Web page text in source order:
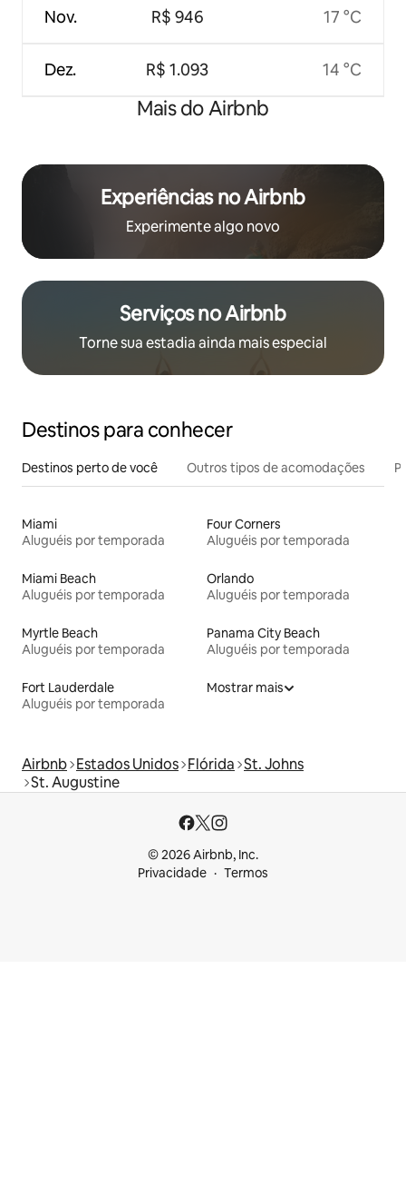
Nov.
Dez.
R$ 946
R$ 1.093
17 °C
14 °C
Mais do Airbnb
Experiências no Airbnb
Experimente algo novo
Serviços no Airbnb
Torne sua estadia ainda mais especial
Destinos para conhecer
Destinos perto de você Outros tipos de acomodações
Miami
Aluguéis por temporada
Four Corners
Aluguéis por temporada
Miami Beach
Aluguéis por temporada
Orlando
Aluguéis por temporada
Myrtle Beach
Aluguéis por temporada
Panama City Beach
Aluguéis por temporada
Fort Lauderdale
Aluguéis por temporada
Mostrar mais
Airbnb Estados Unidos Flórida St. Johns
St. Augustine
© 2026 Airbnb, Inc.
Privacidade
Termos